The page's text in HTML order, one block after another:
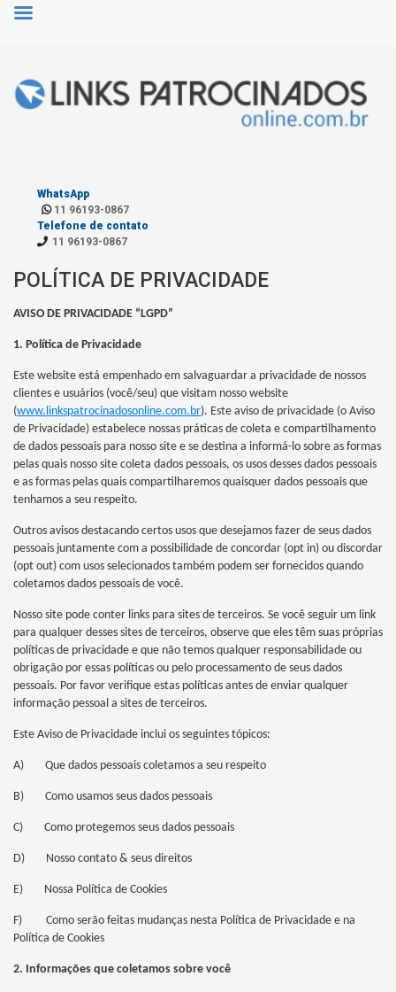
WhatsApp
11 96193-0867
Telefone de contato
11 96193-0867
POLÍTICA DE PRIVACIDADE
AVISO DE PRIVACIDADE “LGPD”
1. Política de Privacidade
Este website está empenhado em salvaguardar a privacidade de nossos
clientes e usuários (você/seu) que visitam nosso website
(www.linkspatrocinadosonline.com.br). Este aviso de privacidade (o Aviso
de Privacidade) estabelece nossas práticas de coleta e compartilhamento
de dados pessoais para nosso site e se destina a informá-lo sobre as formas
pelas quais nosso site coleta dados pessoais, os usos desses dados pessoais
e as formas pelas quais compartilharemos quaisquer dados pessoais que
tenhamos a seu respeito.
Outros avisos destacando certos usos que desejamos fazer de seus dados
pessoais juntamente com a possibilidade de concordar (opt in) ou discordar
(opt out) com usos selecionados também podem ser fornecidos quando
coletamos dados pessoais de você.
Nosso site pode conter links para sites de terceiros. Se você seguir um link
para qualquer desses sites de terceiros, observe que eles têm suas próprias
políticas de privacidade e que não temos qualquer responsabilidade ou
obrigação por essas políticas ou pelo processamento de seus dados
pessoais. Por favor verifique estas políticas antes de enviar qualquer
informação pessoal a sites de terceiros.
Este Aviso de Privacidade inclui os seguintes tópicos:
A) Que dados pessoais coletamos a seu respeito
B) Como usamos seus dados pessoais
C) Como protegemos seus dados pessoais
D) Nosso contato & seus direitos
E) Nossa Política de Cookies
F) Como serão feitas mudanças nesta Política de Privacidade e na
Política de Cookies
2. Informações que coletamos sobre você